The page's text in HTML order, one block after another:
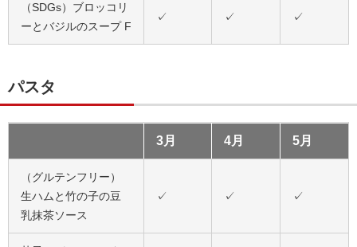
（SDGs）ブロッコリ
ーとバジルのスープ F
✓ ✓ ✓
パスタ
3月 4月 5月
（グルテンフリー）
生ハムと竹の子の豆
乳抹茶ソース
✓ ✓ ✓